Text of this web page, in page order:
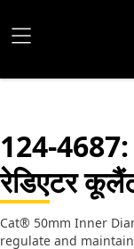
124-4687:
रेडिएटर
Cat® 50mm Inner
regulate and